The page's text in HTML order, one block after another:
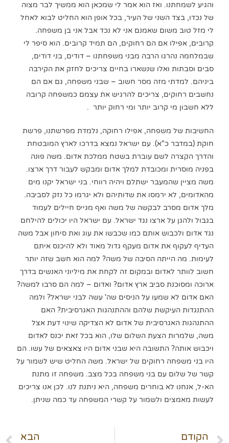
והגיע לשמחתנו. ואז הוא אמר לי שמכאן הוא ממשיך לבר מצוה
של נכדו, בצד השני של העיר, בכל אופן הוא החליט לבוא לאחל
לי מזל טוב משום שאמנם אני לא נכד אבל אני בן משפחה.
קרובים, אפילו אם הם רחוקים, הם תמיד קרובים. הוא סיפר לי
שבמלחמה נהרגו הרבה מבני משפחתנו – דודים, בני דודים,
סבים וסבתות ואלו שנשארו בחיים צריכים לחזק את הקירבה
ביניהם. למדתי מזה מסר חשוב – שבני משפחה, גם אם הם
נחשבים רחוקים, צריכים להרגיש את עצמם כמשפחה קרובה
ללא חשבון מי קרוב יותר ומי רחוק יותר .
החשיבות של משפחה, אפילו רחוקה, נלמדת מפרשתנו, פרשת
חוקת (במדבר כ"א). עם ישראל נמצא בדרכו לארץ המובטחת
והדרך הקצרה לשם עוברת בשטח ממלכת אדום. משה פונה
בפניה מוסרית ומכובדת למלך אדום ומבקש לעבור דרך ארצו.
משה מציין שהמעבר ישתלם ויהיה רווחי. בני ישראל יקנו מים
מהאדומים, לא ירמסו את שדותיהם ולא יגרמו כל נזק לסביבה.
מלך אדום מסרב לבקשה של משה ואף מגייס חיילים לעמוד
בגבול ולהגן על ארצו נגד ישראל. עם ישראל היו יכולים להילחם
נגד אדום ולכבוש אותם כמו שכבשו את עוג ואת סיחון אבל משה
העדיף לעקוף את אדום מעקף גדול מאוד ולא להיכנס איתם
לעימות. מה הייתה הסיבה של משה? למה הוא חשב שזה יותר
חשוב לוותר לאדום ובמקום זה לקחת את מיליוני האנשים בדרך
ארוכה ומסוכנת סביב ארץ אדום? ואדום – למה הם סרבו למשה?
האם אדום לא שמעו על הניסים שה' עשה לבני ישראל? ולמה
ההתנגדות העיקשת שלהם וההתנהגות האגרסיבית? האם
ההתנהגות האגרסיבית של אדום לא הצדיקה שינוי דעת אצל
משה, שלמרות הצעת השלום שלו, הוא בכל זאת יכנס לאדום
ויכבוש אותה? התשובה היא שבני אדום היו צאצאים של עשו. הם
היו בני משפחה רחוקים של ישראל. משה החליט שיש לשמור על
קשר של שלום עם בני משפחה בכל מצב. משפחה זו מתנת
הא-ל, אנחנו לא בוחרים משפחה, היא ניתנת לנו. לכן אנו צריכים
לעשות מאמצים ולשמור על קשרי המשפחה עד כמה שניתן.
הקודם הבא